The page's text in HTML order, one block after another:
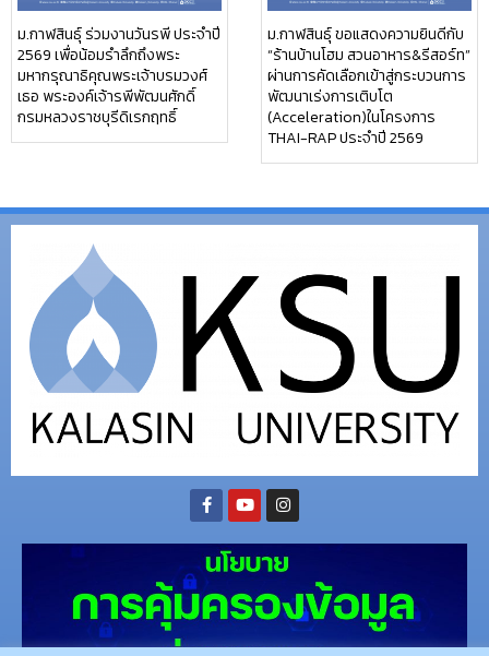
ม.กาฬสินธุ์ ร่วมงานวันรพี ประจำปี
2569 เพื่อน้อมรำลึกถึงพระ
มหากรุณาธิคุณพระเจ้าบรมวงศ์
เธอ พระองค์เจ้ารพีพัฒนศักดิ์
กรมหลวงราชบุรีดิเรกฤทธิ์
ม.กาฬสินธุ์ ขอแสดงความยินดีกับ
“ร้านบ้านโฮม สวนอาหาร&รีสอร์ท”
ผ่านการคัดเลือกเข้าสู่กระบวนการ
พัฒนาเร่งการเติบโต
(Acceleration)ในโครงการ
THAI-RAP ประจำปี 2569